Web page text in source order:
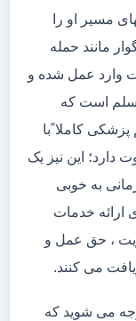
مسیر او را
مانند حمله
وارد عمل شده و
است که
کاملا ًبا
دارد؛ این نیز یک
به خوبی
ارائه خدمات
، حق عمل و
می کنند.
می شوید که